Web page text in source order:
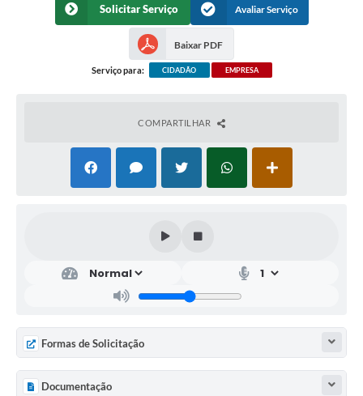
Solicitar Serviço Avaliar Serviço
Baixar PDF
Serviço para: CIDADÃO EMPRESA
COMPARTILHAR
Formas de Solicitação
Documentação